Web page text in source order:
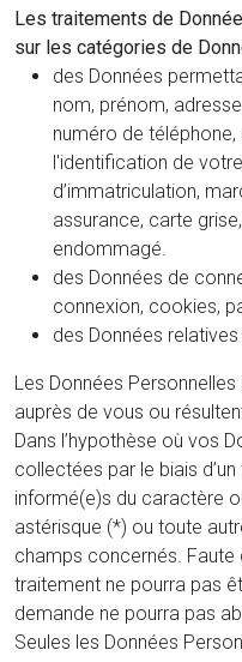
Les traitements de
sur les catégories de
des Données
nom, prénom,
numéro de téléphone,
l'identification de
d’immatriculation,
assurance, carte
endommagé.
des Données de
connexion, cookies,
des Données
Les Données
auprès de vous ou
Dans l’hypothèse où vos
collectées par le biais
informé(e)s du caractère
astérisque (*) ou toute
champs concernés.
traitement ne pourra pas
demande ne pourra pas
Seules les Données